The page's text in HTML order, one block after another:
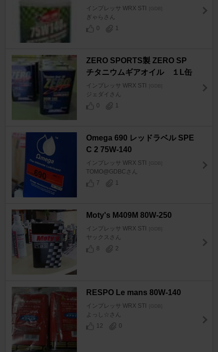
インプレッサ WRX STI [GDB]
ぎゃらさん
0
1
ZERO SPORTS製 ZERO SP
チタニウムギアオイル １L缶
インプレッサ WRX STI [GDB]
ジェダイさん
0
1
Omega 690 レッドラベル SPE
C 2 75W-140
インプレッサ WRX STI [GDB]
TOMO@GDBCさん
7
1
Moty's M409M 80W-250
インプレッサ WRX STI [GDB]
ヤックスさん
8
2
RESPO Le mans 80W-140
インプレッサ WRX STI [GDB]
よっし☆さん
12
0